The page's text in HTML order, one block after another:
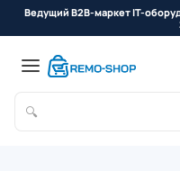
Ведущий B2B-маркет IT-
🔍